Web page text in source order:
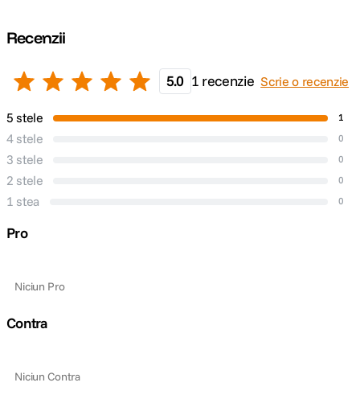
Recenzii
5.0 1 recenzie Scrie o recenzie
5 stele 1
4 stele 0
3 stele 0
2 stele 0
1 stea 0
Pro
Niciun Pro
Contra
Niciun Contra